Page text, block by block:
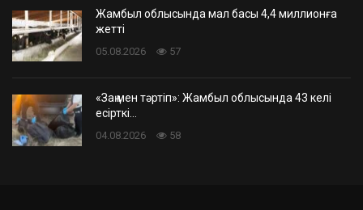
Жамбыл облысында мал басы 4,4 миллионға
жетті
05.08.2026 57
«Заң мен тәртіп»: Жамбыл облысында 43 келі
есірткі…
04.08.2026 58